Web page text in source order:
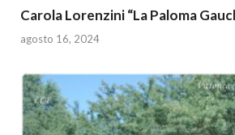
Carola Lorenzini “La Paloma
agosto 16, 2024